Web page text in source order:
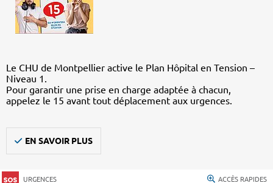
Le CHU de Montpellier active le Plan Hôpital en Tension –
Niveau 1.
Pour garantir une prise en charge adaptée à chacun,
appelez le 15 avant tout déplacement aux urgences.
EN SAVOIR PLUS
URGENCES ACCÈS RAPIDES